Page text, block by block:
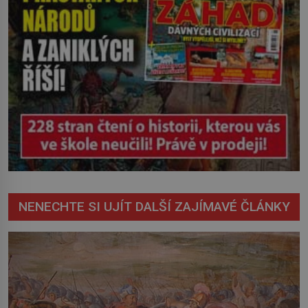
NENECHTE SI UJÍT DALŠÍ ZAJÍMAVÉ ČLÁNKY